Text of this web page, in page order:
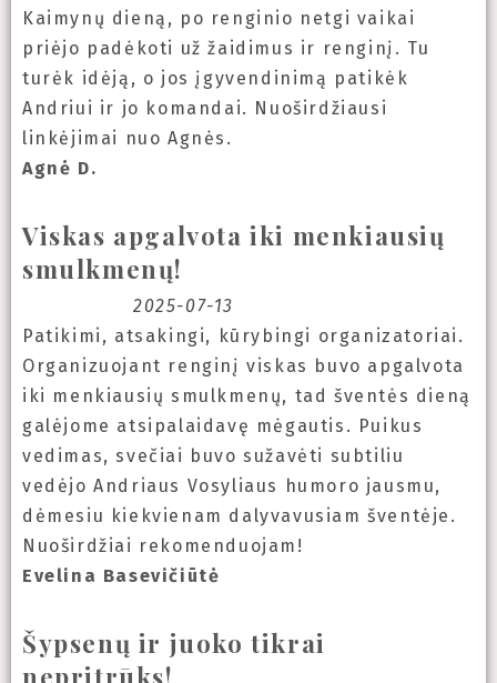
Kaimynų dieną, po renginio netgi vaikai
priėjo padėkoti už žaidimus ir renginį. Tu
turėk idėją, o jos įgyvendinimą patikėk
Andriui ir jo komandai. Nuoširdžiausi
linkėjimai nuo Agnės.
Agnė D.
Viskas apgalvota iki menkiausių
smulkmenų!
2025-07-13
Patikimi, atsakingi, kūrybingi organizatoriai.
Organizuojant renginį viskas buvo apgalvota
iki menkiausių smulkmenų, tad šventės dieną
galėjome atsipalaidavę mėgautis. Puikus
vedimas, svečiai buvo sužavėti subtiliu
vedėjo Andriaus Vosyliaus humoro jausmu,
dėmesiu kiekvienam dalyvavusiam šventėje.
Nuoširdžiai rekomenduojam!
Evelina Basevičiūtė
Šypsenų ir juoko tikrai